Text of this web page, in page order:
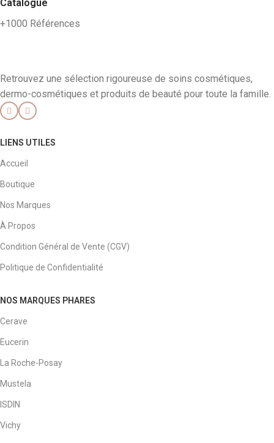
Catalogue
+1000 Références
Retrouvez une sélection rigoureuse de soins cosmétiques,
dermo-cosmétiques et produits de beauté pour toute la famille.
LIENS UTILES
Accueil
Boutique
Nos Marques
À Propos
Condition Général de Vente (CGV)
Politique de Confidentialité
NOS MARQUES PHARES
Cerave
Eucerin
La Roche-Posay
Mustela
ISDIN
Vichy